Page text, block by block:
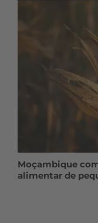
Moçambique
alimentar de